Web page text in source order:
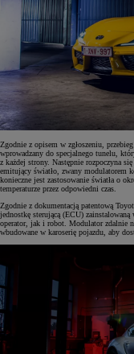
Zgodnie z opisem w zgłoszeniu,
wprowadzany do specjalnego tunelu,
z każdej strony. Następnie rozpoczyna
emitujący światło, zwany modulatorem
konieczne jest zastosowanie światła o
temperaturze przez odpowiedni czas.
Zgodnie z dokumentacją patentową
jednostkę sterującą (ECU)
operator, jak i robot. Modulator zdalnie
wbudowane w karoserię pojazdu, aby